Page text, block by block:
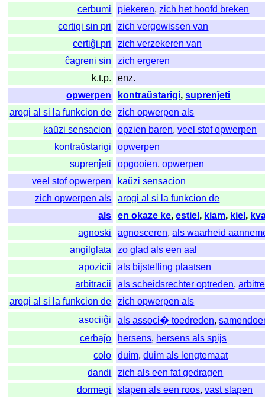
cerbumi
piekeren,zich het hoofd breken
certigi sin pri
zich vergewissen van
certiĝi pri
zich verzekeren van
ĉagreni sin
zich ergeren
k.t.p.
enz.
opwerpen
kontraŭstarigi,suprenĵeti
arogi al si la funkcion de
zich opwerpen als
kaŭzi sensacion
opzien baren,veel stof opwerpen
kontraŭstarigi
opwerpen
suprenĵeti
opgooien,opwerpen
veel stof opwerpen
kaŭzi sensacion
zich opwerpen als
arogi al si la funkcion de
als
en okaze ke,estiel , kiam, kiel ,
agnoski
agnosceren,als waarheid
angilglata
zo glad als een aal
apozicii
als bijstelling plaatsen
arbitracii
als scheidsrechter optreden,
arogi al si la funkcion de
zich opwerpen als
asociiĝi
als associ� toedreden,
cerbaĵo
hersens, hersens als spijs
colo
duim,duim als lengtemaat
dandi
zich als een fat gedragen
dormegi
slapen als een roos,vast slapen